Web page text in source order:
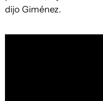
dijo Giménez.